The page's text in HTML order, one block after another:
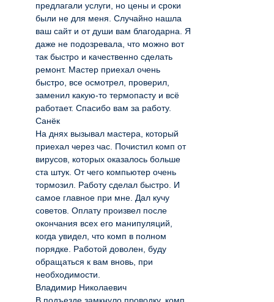
предлагали услуги, но цены и сроки
были не для меня. Случайно нашла
ваш сайт и от души вам благодарна. Я
даже не подозревала, что можно вот
так быстро и качественно сделать
ремонт. Мастер приехал очень
быстро, все осмотрел, проверил,
заменил какую-то термопасту и всё
работает. Спасибо вам за работу.
Санёк
На днях вызывал мастера, который
приехал через час. Почистил комп от
вирусов, которых оказалось больше
ста штук. От чего компьютер очень
тормозил. Работу сделал быстро. И
самое главное при мне. Дал кучу
советов. Оплату произвел после
окончания всех его манипуляций,
когда увидел, что комп в полном
порядке. Работой доволен, буду
обращаться к вам вновь, при
необходимости.
Владимир Николаевич